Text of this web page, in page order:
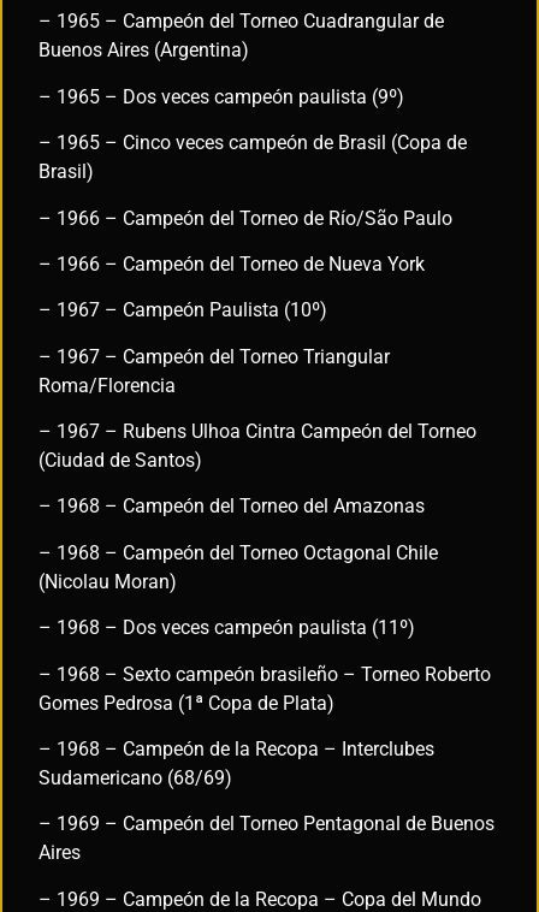
– 1965 – Campeón del Torneo Cuadrangular de
Buenos Aires (Argentina)
– 1965 – Dos veces campeón paulista (9º)
– 1965 – Cinco veces campeón de Brasil (Copa de
Brasil)
– 1966 – Campeón del Torneo de Río/São Paulo
– 1966 – Campeón del Torneo de Nueva York
– 1967 – Campeón Paulista (10º)
– 1967 – Campeón del Torneo Triangular
Roma/Florencia
– 1967 – Rubens Ulhoa Cintra Campeón del Torneo
(Ciudad de Santos)
– 1968 – Campeón del Torneo del Amazonas
– 1968 – Campeón del Torneo Octagonal Chile
(Nicolau Moran)
– 1968 – Dos veces campeón paulista (11º)
– 1968 – Sexto campeón brasileño – Torneo Roberto
Gomes Pedrosa (1ª Copa de Plata)
– 1968 – Campeón de la Recopa – Interclubes
Sudamericano (68/69)
– 1969 – Campeón del Torneo Pentagonal de Buenos
Aires
– 1969 – Campeón de la Recopa – Copa del Mundo